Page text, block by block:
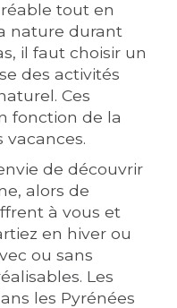
tout en
nature durant
il faut choisir un
des activités
Ces
fonction de la
vacances.
de découvrir
alors de
à vous et
en hiver ou
ou sans
Les
les Pyrénées